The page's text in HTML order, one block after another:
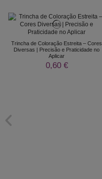
Trincha de Coloração Estreita – Cores
Diversas | Precisão e Praticidade no
Aplicar
0,60 €